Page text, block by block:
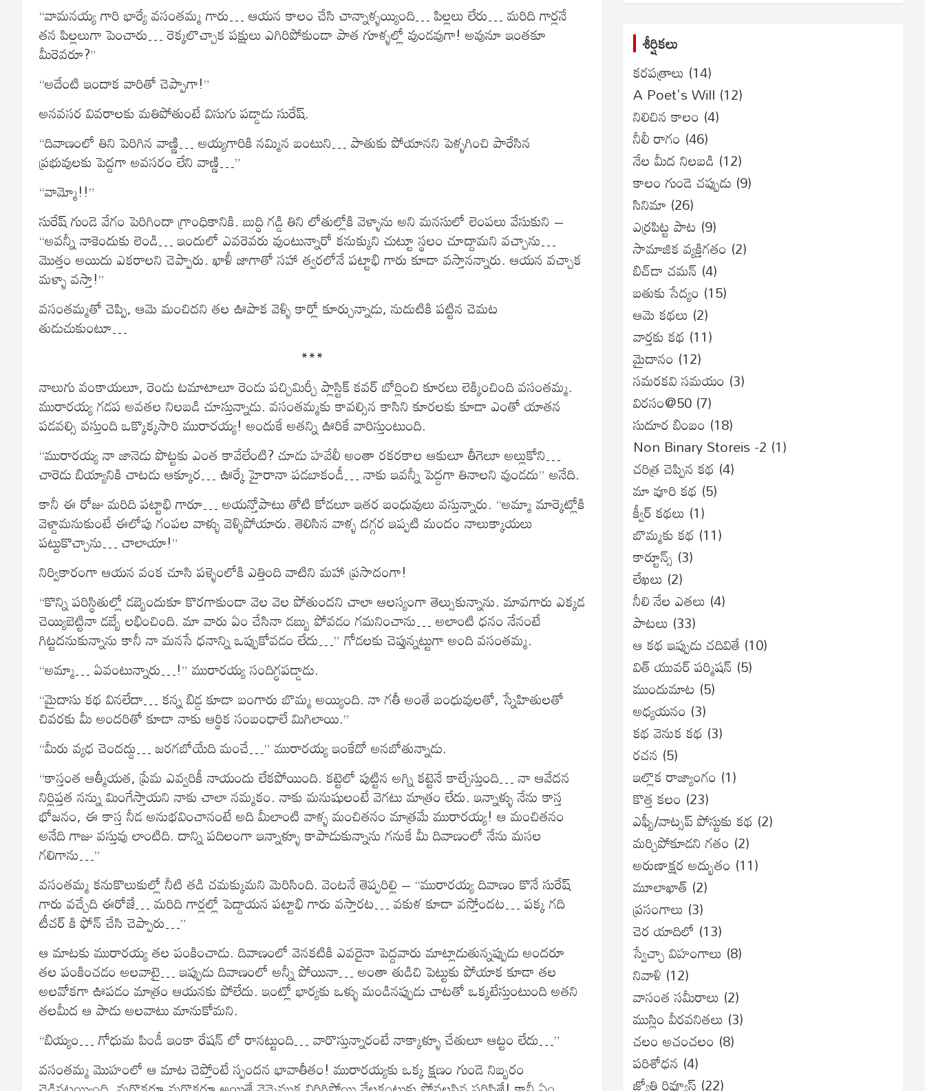
“వామనయ్య గారి భార్యే వసంతమ్మ గారు… ఆయన కాలం చేసి చాన్నాళ్ళయ్యింది… పిల్లలు లేరు… మరిది గార్లనే
తన పిల్లలుగా పెంచారు… రెక్కలొచ్చాక పక్షులు ఎగిరిపోకుండా పాత గూళ్ళల్లో వుండవుగా! అవునూ ఇంతకూ
మీరెవరూ?”
“అదేంటి ఇందాక వారితో చెప్పాగా!”
అనవసర వివరాలకు మతిపోతుంటే విసుగు పడ్డాడు సురేష్.
“దివాణంలో తిని పెరిగిన వాణ్ణి… అయ్యగారికి నమ్మిన బంటుని… పాతుకు పోయానని పెళ్ళగించి పారేసిన
ప్రభువులకు పెద్దగా అవసరం లేని వాణ్ణి…”
“వామ్మో!!”
సురేష్ గుండె వేగం పెరిగిందా గ్రాంధికానికి. బుద్ధి గడ్డి తిని లోతుల్లోకి వెళ్ళాను అని మనసులో లెంపలు వేసుకుని –
“అవన్నీ నాకెందుకు లెండి… ఇందులో ఎవరెవరు వుంటున్నారో కనుక్కుని చుట్టూ స్థలం చూద్దామని వచ్చాను…
మొత్తం అయిదు ఎకరాలని చెప్పారు. ఖాళీ జాగాతో సహా త్వరలోనే పట్టాభి గారు కూడా వస్తానన్నారు. ఆయన వచ్చాక
మళ్ళా వస్తా!”
వసంతమ్మతో చెప్పి, ఆమె మంచిదని తల ఊపాక వెళ్ళి కార్లో కూర్చున్నాడు, నుదుటికి పట్టిన చెమట
తుడుచుకుంటూ…
***
నాలుగు వంకాయలూ, రెండు టమాటాలూ రెండు పచ్చిమిర్చీ ప్లాస్టిక్ కవర్ బోర్లించి కూరలు లెక్కించింది వసంతమ్మ.
మురారయ్య గడప అవతల నిలబడి చూస్తున్నాడు. వసంతమ్మకు కావల్సిన కాసిని కూరలకు కూడా ఎంతో యాతన
పడవల్సి వస్తుంది ఒక్కొక్కసారి మురారయ్య! అందుకే అతన్ని ఊరికే వారిస్తుంటుంది.
“మురారయ్య నా జానెడు పొట్టకు ఎంత కావేలేంటి? చూడు హవేలీ అంతా రకరకాల ఆకులూ తీగెలూ అల్లుకోని…
చారెడు బియ్యానికి చాటడు ఆక్కూర… ఊర్కే హైరానా పడబాకండీ… నాకు ఇవన్నీ పెద్దగా తినాలని వుండదు” అనేది.
కానీ ఈ రోజు మరిది పట్టాభి గారూ… అయన్తోపాటు తోటి కోడలూ ఇతర బంధువులు వస్తున్నారు. “అమ్మా మార్కెట్లోకి
వెళ్దామనుకుంటే ఈలోపు గంపల వాళ్ళు వెళ్ళిపోయారు. తెలిసిన వాళ్ళ దగ్గర ఇప్పటి మందం నాలుక్కాయలు
పట్టుకొచ్చాను… చాలాయా!”
నిర్వికారంగా ఆయన వంక చూసి పళ్ళెంలోకి ఎత్తింది వాటిని మహా ప్రసాదంగా!
“కొన్ని పరిస్థితుల్లో డబ్బెందుకూ కొరగాకుండా వెల వెల పోతుందని చాలా ఆలస్యంగా తెల్సుకున్నాను. మావగారు ఎక్కడ
చెయ్యిబెట్టినా డబ్బే లభించింది. మా వారు ఏం చేసినా డబ్బు పోవడం గమనించాను… అలాంటి ధనం నేనంటే
గిట్టదనుకున్నాను కానీ నా మనసే ధనాన్ని ఒప్పుకోవడం లేదు…” గోడలకు చెప్తున్నట్టుగా అంది వసంతమ్మ.
“అమ్మా… ఏవంటున్నారు…!” మురారయ్య సందిగ్ధపడ్డాడు.
“మైదాసు కథ వినలేదా… కన్న బిడ్డ కూడా బంగారు బొమ్మ అయ్యింది. నా గతీ అంతే బంధువులతో, స్నేహితులతో
చివరకు మీ అందరితో కూడా నాకు ఆర్థిక సంబంధాలే మిగిలాయి.”
“మీరు వ్యధ చెందద్దు… జరగబోయేది మంచే…” మురారయ్య ఇంకేదో అనబోతున్నాడు.
“కాస్తంత ఆత్మీయత, ప్రేమ ఎవ్వరికీ నాయందు లేకపోయింది. కట్టెలో పుట్టిన అగ్ని కట్టెనే కాల్చేస్తుంది… నా ఆవేదన
నిర్లిప్తత నన్ను మింగేస్తాయని నాకు చాలా నమ్మకం. నాకు మనుషులంటే వెగటు మాత్రం లేదు. ఇన్నాళ్ళు నేను కాస్త
భోజనం, ఈ కాస్త నీడ అనుభవించానంటే అది మీలాంటి వాళ్ళ మంచితనం మాత్రమే మురారయ్య! ఆ మంచితనం
అనేది గాజు వస్తువు లాంటిది. దాన్ని పదిలంగా ఇన్నాళ్ళూ కాపాడుకున్నాను గనుకే మీ దివాణంలో నేను మసల
గలిగాను…”
వసంతమ్మ కనుకొలుకుల్లో నీటి తడి చమక్కుమని మెరిసింది. వెంటనే తెప్పరిల్లి – “మురారయ్య దివాణం కొనే సురేష్
గారు వచ్చేది ఈరోజే… మరిది గార్లల్లో పెద్దాయన పట్టాభి గారు వస్తారట… వకుళ కూడా వస్తోందట… పక్క గది
టీచర్ కి ఫోన్ చేసి చెప్పారు…”
ఆ మాటకు మురారయ్య తల పంకించాడు. దివాణంలో వెనకటికి ఎవరైనా పెద్దవారు మాట్లాడుతున్నప్పుడు అందరూ
తల పంకించడం అలవాటై… ఇప్పుడు దివాణంలో అన్నీ పోయినా… అంతా తుడిచి పెట్టుకు పోయాక కూడా తల
అలవోకగా ఊపడం మాత్రం ఆయనకు పోలేదు. ఇంట్లో భార్యకు ఒళ్ళు మండినప్పుడు చాటతో ఒక్కటేస్తుంటుంది అతని
తలమీద ఆ పాడు అలవాటు మానుకోమని.
“బియ్యం… గోధుమ పిండీ ఇంకా రేషన్ లో రానట్టుంది… వారొస్తున్నారంటే నాక్కాళ్ళూ చేతులూ ఆట్టం లేదు…”
వసంతమ్మ మొహంలో ఆ మాట చెప్తోంటే స్పందన భావాతీతం! మురారయ్యకు ఒక్క క్షణం గుండె నిబ్బరం
శీర్షికలు
కరపత్రాలు (14)
A Poet's Will (12)
నిలిచిన కాలం (4)
నీలీ రాగం (46)
నేల మీద నిలబడి (12)
కాలం గుండె చప్పుడు (9)
సినిమా (26)
ఎర్రపిట్ట పాట (9)
సామాజిక వ్యక్తిగతం (2)
బిచ్‌డా చమన్ (4)
బతుకు సేద్యం (15)
ఆమె కథలు (2)
వార్తకు కథ (11)
మైదానం (12)
సమరకవి సమయం (3)
విరసం@50 (7)
సుదూర బింబం (18)
Non Binary Storeis -2 (1)
చరిత్ర చెప్పిన కథ (4)
మా వూరి కథ (5)
క్వీర్ కథలు (1)
బొమ్మకు కథ (11)
కార్టూన్స్ (3)
లేఖలు (2)
నీలి నేల ఎతలు (4)
పాటలు (33)
ఆ కథ ఇప్పుడు చదివితే (10)
విత్ యువర్ పర్మిషన్ (5)
ముందుమాట (5)
అధ్యయనం (3)
కథ వెనుక కథ (3)
రచన (5)
ఇల్లొక రాజ్యాంగం (1)
కొత్త కలం (23)
ఎఫ్బీ/వాట్సప్ పోస్టుకు కథ (2)
మర్చిపోకూడని గతం (2)
అరుణాక్షర అద్భుతం (11)
మూలాఖాత్ (2)
ప్రసంగాలు (3)
చెర యాదిలో (13)
స్వేచ్ఛా విహంగాలు (8)
నివాళి (12)
వాసంత సమీరాలు (2)
ముస్లిం వీరవనితలు (3)
చలం అచంచలం (8)
ప‌రిశోధ‌న‌ (4)
జ్యోతి రివ్యూస్ (22)